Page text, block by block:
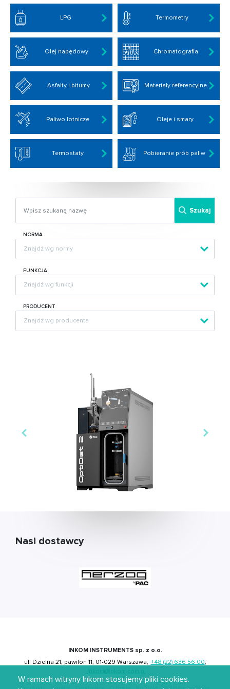
LPG Termometry
Olej napędowy Chromatografia
Asfalty i bitumy Materiały referencyjne
Paliwo lotnicze Oleje i smary
Termostaty Pobieranie prób paliw
Szukaj
NORMA
FUNKCJA
PRODUCENT
Nasi dostawcy
INKOM INSTRUMENTS sp. z o.o.
ul. Dzielna 21, pawilon 11, 01-029 Warszawa; +48 (22) 636 56 00;
inkom@inkom.com.pl
W ramach witryny Inkom stosujemy pliki cookies.